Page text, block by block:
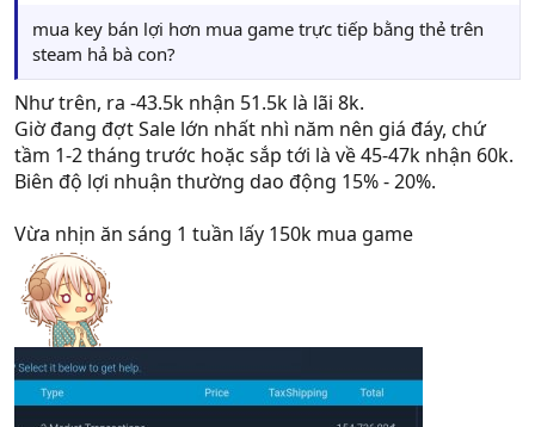
mua key bán lợi hơn mua game trực tiếp bằng thẻ trên
steam hả bà con?
Như trên, ra -43.5k nhận 51.5k là lãi 8k.
Giờ đang đợt Sale lớn nhất nhì năm nên giá đáy, chứ
tầm 1-2 tháng trước hoặc sắp tới là về 45-47k nhận 60k.
Biên độ lợi nhuận thường dao động 15% - 20%.
Vừa nhịn ăn sáng 1 tuần lấy 150k mua game